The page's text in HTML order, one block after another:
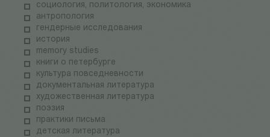
социология, политология, экономика
антропология
гендерные исследования
история
memory studies
книги о петербурге
культура повседневности
документальная литература
художественная литература
поэзия
практики письма
детская литература